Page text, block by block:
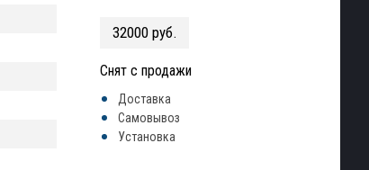
32000 руб.
Снят с продажи
Доставка
Самовывоз
Установка